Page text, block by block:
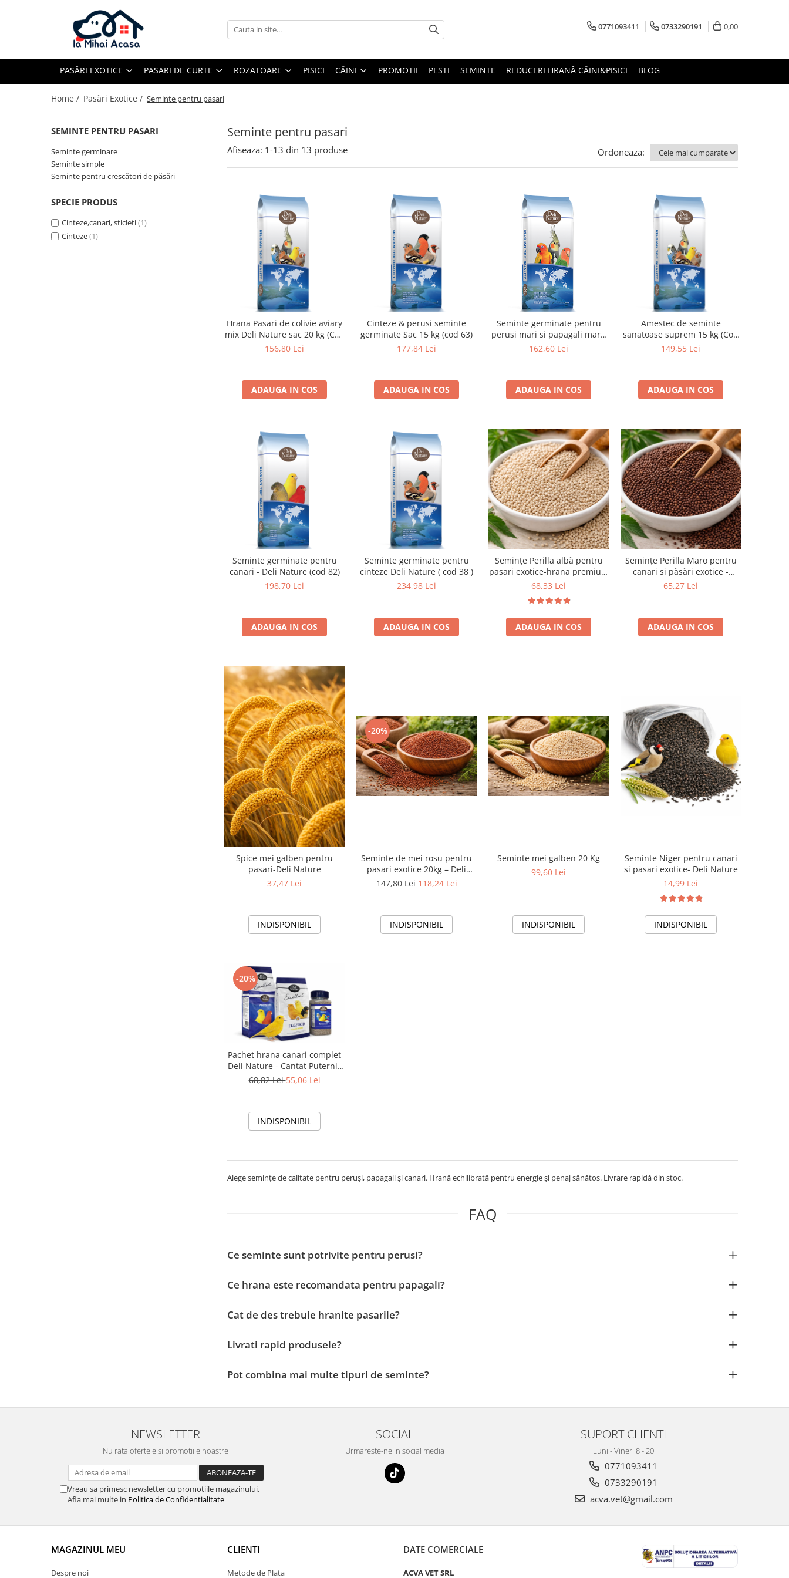
Pasări Exotice
Pachete promotionale
Pasari de curte
Pachete promotionale
Pachete promotionale
0771093411 0733290191 0,00
PASĂRI EXOTICE PASARI DE CURTE ROZATOARE PISICI CÂINI PROMOTII PESTI SEMINTE REDUCERI HRANĂ CÂINI&PISICI BLOG
Home / Pasări Exotice / Seminte pentru pasari
Seminte pentru pasari
SEMINTE PENTRU PASARI
Seminte germinare
Seminte simple
Seminte pentru crescători de păsări
SPECIE PRODUS
Cinteze,canari, sticleti(1)
Cinteze(1)
Afiseaza: 1-13 din 13 produse Ordoneaza:
Hrana Pasari de colivie aviary
mix Deli Nature sac 20 kg (Cod
34)
156,80 Lei
ADAUGA IN COS
Cinteze & perusi seminte
germinate Sac 15 kg (cod 63)
177,84 Lei
ADAUGA IN COS
Seminte germinate pentru
perusi mari si papagali mari-
Deli Nature sac 20kg ( cod 33 )
162,60 Lei
ADAUGA IN COS
Amestec de seminte
sanatoase suprem 15 kg (Cod
produs 93)
149,55 Lei
ADAUGA IN COS
Seminte germinate pentru
canari - Deli Nature (cod 82)
198,70 Lei
ADAUGA IN COS
Seminte germinate pentru
cinteze Deli Nature ( cod 38 )
234,98 Lei
ADAUGA IN COS
Semințe Perilla albă pentru
pasari exotice-hrana premium
Deli Nature
68,33 Lei
ADAUGA IN COS
Semințe Perilla Maro pentru
canari si păsări exotice -
energie si vitalitate Deli
65,27 Lei
ADAUGA IN COS
Spice mei galben pentru
pasari-Deli Nature
37,47 Lei
INDISPONIBIL
-20%
Seminte de mei rosu pentru
pasari exotice 20kg – Deli
Nature
147,80 Lei118,24 Lei
INDISPONIBIL
Seminte mei galben 20 Kg
99,60 Lei
INDISPONIBIL
Seminte Niger pentru canari
si pasari exotice- Deli Nature
14,99 Lei
INDISPONIBIL
-20%
Pachet hrana canari complet
Deli Nature - Cantat Puternic
& Penaj Sanatos
68,82 Lei55,06 Lei
INDISPONIBIL
Alege semințe de calitate pentru peruși, papagali și canari. Hrană echilibrată pentru energie și penaj sănătos. Livrare rapidă din stoc.
FAQ
Ce seminte sunt potrivite pentru perusi?
Ce hrana este recomandata pentru papagali?
Cat de des trebuie hranite pasarile?
Livrati rapid produsele?
Pot combina mai multe tipuri de seminte?
NEWSLETTER
Nu rata ofertele si promotiile noastre
Vreau sa primesc newsletter cu promotiile magazinului.
Afla mai multe in Politica de Confidentialitate
SOCIAL
Urmareste-ne in social media
SUPORT CLIENTI
Luni - Vineri 8 - 20
0771093411
0733290191
acva.vet@gmail.com
MAGAZINUL MEU
Despre noi
CLIENTI
Metode de Plata
DATE COMERCIALE
ACVA VET SRL